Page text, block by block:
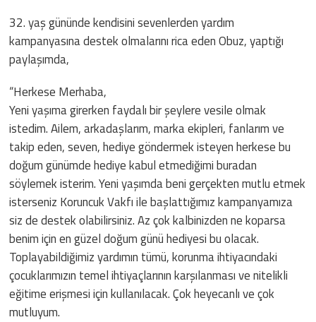
32. yaş gününde kendisini sevenlerden yardım
kampanyasına destek olmalarını rica eden Obuz, yaptığı
paylaşımda,
“Herkese Merhaba,
Yeni yaşıma girerken faydalı bir şeylere vesile olmak
istedim. Ailem, arkadaşlarım, marka ekipleri, fanlarım ve
takip eden, seven, hediye göndermek isteyen herkese bu
doğum günümde hediye kabul etmediğimi buradan
söylemek isterim. Yeni yaşımda beni gerçekten mutlu etmek
isterseniz Koruncuk Vakfı ile başlattığımız kampanyamıza
siz de destek olabilirsiniz. Az çok kalbinizden ne koparsa
benim için en güzel doğum günü hediyesi bu olacak.
Toplayabildiğimiz yardımın tümü, korunma ihtiyacındaki
çocuklarımızın temel ihtiyaçlarının karşılanması ve nitelikli
eğitime erişmesi için kullanılacak. Çok heyecanlı ve çok
mutluyum.